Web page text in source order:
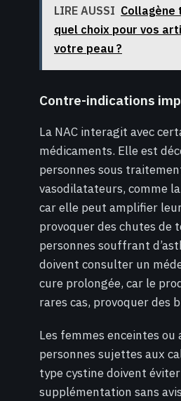
LIRE AUSSI Collagène
quel choix pour vos
votre peau ?
Contre-indications
La NAC interagit avec
médicaments. Elle est
personnes sous
vasodilatateurs, comme
car elle peut amplifier
provoquer des chutes de
personnes souffrant
doivent consulter un
cure prolongée, car le
rares cas, provoquer des
Les femmes enceintes
personnes sujettes aux
type cystine doivent
supplémentation sans